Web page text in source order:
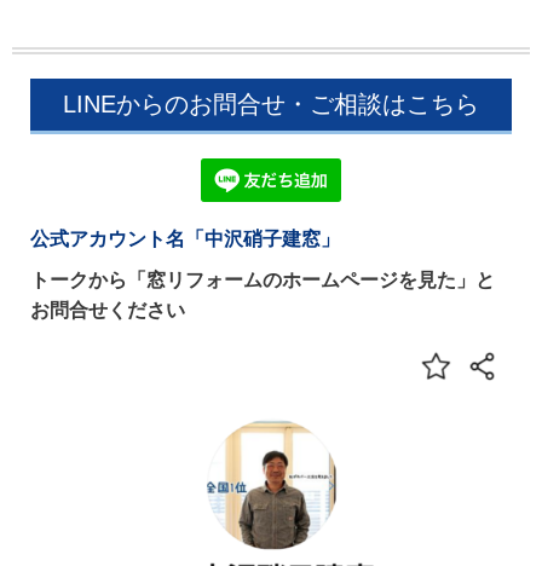
LINEからのお問合せ・ご相談はこちら
公式アカウント名「中沢硝子建窓」
トークから「窓リフォームのホームページを見た」と
お問合せください